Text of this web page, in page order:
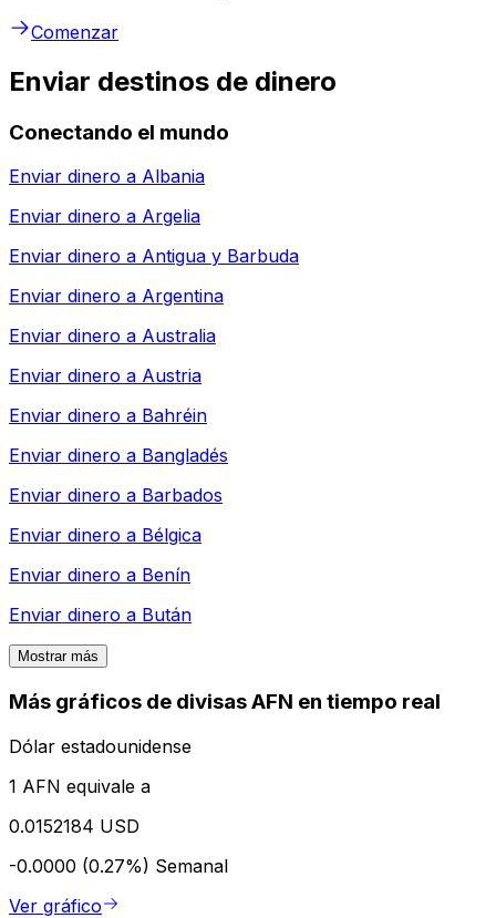
Comenzar
Enviar destinos de dinero
Conectando el mundo
Enviar dinero a Albania
Enviar dinero a Argelia
Enviar dinero a Antigua y Barbuda
Enviar dinero a Argentina
Enviar dinero a Australia
Enviar dinero a Austria
Enviar dinero a Bahréin
Enviar dinero a Bangladés
Enviar dinero a Barbados
Enviar dinero a Bélgica
Enviar dinero a Benín
Enviar dinero a Bután
Mostrar más
Más gráficos de divisas AFN en tiempo real
Dólar estadounidense
1 AFN equivale a
0.0152184 USD
-0.0000 (0.27%) Semanal
Ver gráfico